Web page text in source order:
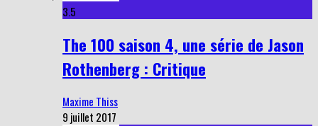
3.5
The 100 saison 4, une série de Jason
Rothenberg : Critique
Maxime Thiss
9 juillet 2017